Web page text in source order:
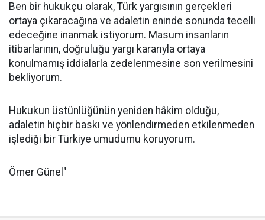
Ben bir hukukçu olarak, Türk yargısının gerçekleri
ortaya çıkaracağına ve adaletin eninde sonunda tecelli
edeceğine inanmak istiyorum. Masum insanların
itibarlarının, doğruluğu yargı kararıyla ortaya
konulmamış iddialarla zedelenmesine son verilmesini
bekliyorum.
Hukukun üstünlüğünün yeniden hâkim olduğu,
adaletin hiçbir baskı ve yönlendirmeden etkilenmeden
işlediği bir Türkiye umudumu koruyorum.
Ömer Günel"